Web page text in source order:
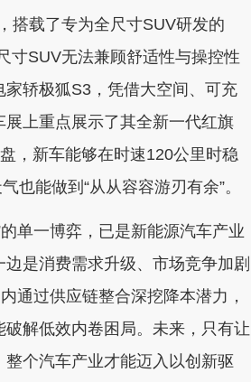
载了专为全尺寸SUV研发的
寸SUV无法兼顾舒适性与操控性
轿极狐S3，凭借大空间、可充
上重点展示了其全新一代红旗
，新车能够在时速120公里时稳
也能做到“从从容容游刃有余”。
单一博弈，已是新能源汽车产业
是消费需求升级、市场竞争加剧
通过供应链整合深挖降本潜力，
解低效内卷困局。未来，只有让
个汽车产业才能迈入以创新驱